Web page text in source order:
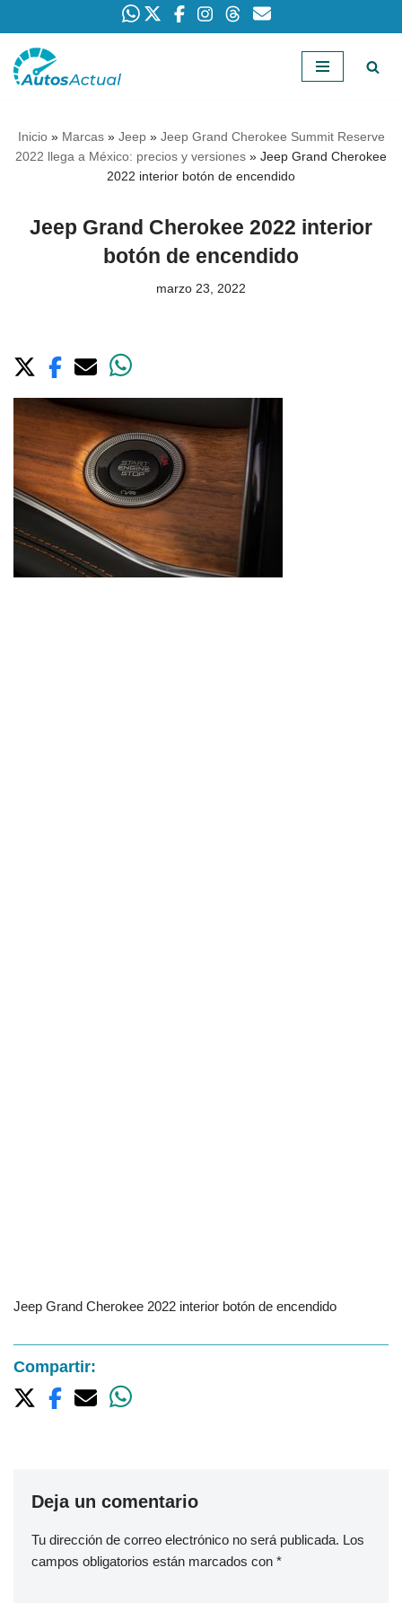
Saltar
Inicio» Marcas» Jeep» Jeep Grand Cherokee Summit Reserve
2022 llega a México: precios y versiones » Jeep Grand Cherokee
2022 interior botón de encendido
Jeep Grand Cherokee 2022 interior
botón de encendido
marzo 23, 2022
Jeep Grand Cherokee 2022 interior botón de encendido
Compartir:
Deja un comentario
Tu dirección de correo electrónico no será publicada. Los
campos obligatorios están marcados con *